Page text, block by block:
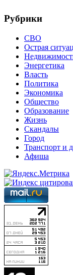
Рубрики
СВО
Острая
Энергетика
Власть
Политика
Экономика
Общество
Образование
Жизнь
Скандалы
Город
Транспорт и
Афиша